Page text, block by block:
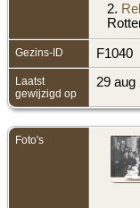
2.
Gezins-ID F1040
Laatst
gewijzigd op
29 aug
Foto's